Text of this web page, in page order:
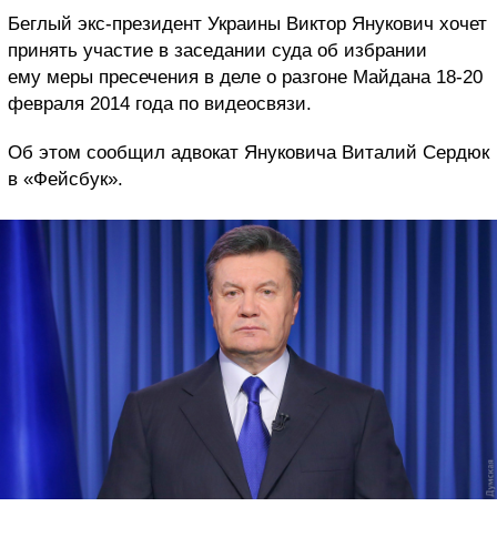
Беглый экс-президент Украины Виктор Янукович хочет
принять участие в заседании суда об избрании
ему меры пресечения в деле о разгоне Майдана 18-20
февраля 2014 года по видеосвязи.
Об этом сообщил адвокат Януковича Виталий Сердюк
в «Фейсбук».